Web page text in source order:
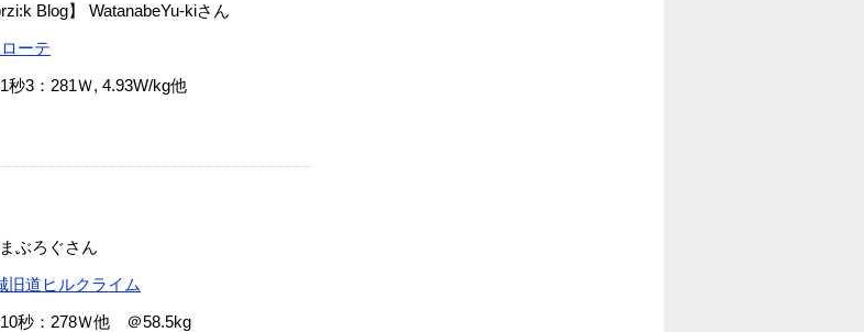
Blog】 WatanabeYu-kiさん
ーテ
秒3：281Ｗ, 4.93W/kg他
ぶろぐさん
旧道ヒルクライム
秒：278Ｗ他 ＠58.5kg